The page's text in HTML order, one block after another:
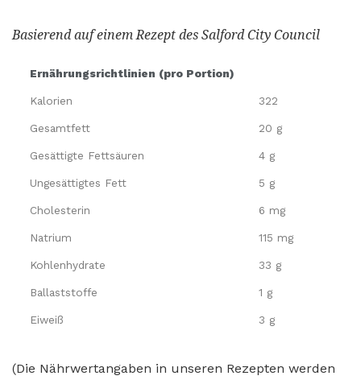
Basierend auf einem Rezept des Salford City Council
Ernährungsrichtlinien (pro Portion)
Kalorien 322
Gesamtfett 20 g
Gesättigte Fettsäuren 4 g
Ungesättigtes Fett 5 g
Cholesterin 6 mg
Natrium 115 mg
Kohlenhydrate 33 g
Ballaststoffe 1 g
Eiweiß 3 g
(Die Nährwertangaben in unseren Rezepten werden